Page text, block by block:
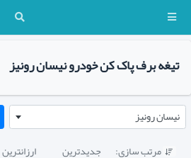
تیغه برف پاک کن خودرو نیسان رونیز
نیسان رونیز
 مرتب سازی: جدیدترین ارزانترین